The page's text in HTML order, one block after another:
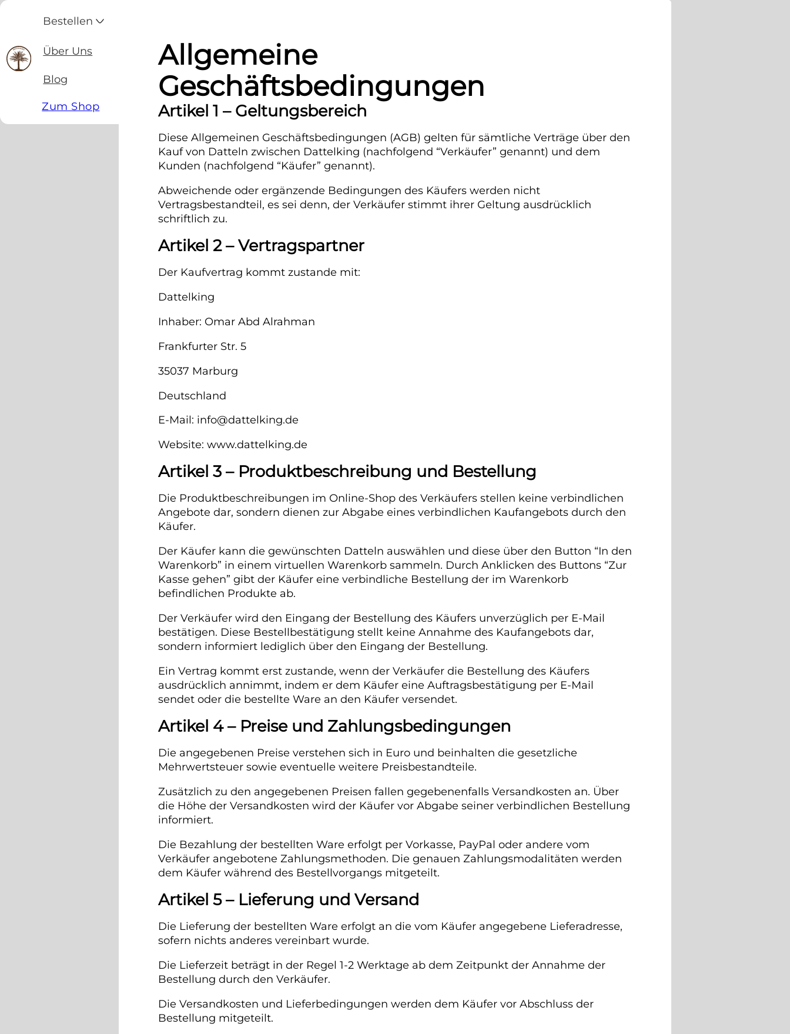
Bestellen
Über Uns
Blog
Zum Shop
Allgemeine
Geschäftsbedingungen
Artikel 1 – Geltungsbereich
Diese Allgemeinen Geschäftsbedingungen (AGB) gelten für sämtliche Verträge über den
Kauf von Datteln zwischen Dattelking (nachfolgend “Verkäufer” genannt) und dem
Kunden (nachfolgend “Käufer” genannt).
Abweichende oder ergänzende Bedingungen des Käufers werden nicht
Vertragsbestandteil, es sei denn, der Verkäufer stimmt ihrer Geltung ausdrücklich
schriftlich zu.
Artikel 2 – Vertragspartner
Der Kaufvertrag kommt zustande mit:
Dattelking
Inhaber: Omar Abd Alrahman
Frankfurter Str. 5
35037 Marburg
Deutschland
E-Mail: info@dattelking.de
Website: www.dattelking.de
Artikel 3 – Produktbeschreibung und Bestellung
Die Produktbeschreibungen im Online-Shop des Verkäufers stellen keine verbindlichen
Angebote dar, sondern dienen zur Abgabe eines verbindlichen Kaufangebots durch den
Käufer.
Der Käufer kann die gewünschten Datteln auswählen und diese über den Button “In den
Warenkorb” in einem virtuellen Warenkorb sammeln. Durch Anklicken des Buttons “Zur
Kasse gehen” gibt der Käufer eine verbindliche Bestellung der im Warenkorb
befindlichen Produkte ab.
Der Verkäufer wird den Eingang der Bestellung des Käufers unverzüglich per E-Mail
bestätigen. Diese Bestellbestätigung stellt keine Annahme des Kaufangebots dar,
sondern informiert lediglich über den Eingang der Bestellung.
Ein Vertrag kommt erst zustande, wenn der Verkäufer die Bestellung des Käufers
ausdrücklich annimmt, indem er dem Käufer eine Auftragsbestätigung per E-Mail
sendet oder die bestellte Ware an den Käufer versendet.
Artikel 4 – Preise und Zahlungsbedingungen
Die angegebenen Preise verstehen sich in Euro und beinhalten die gesetzliche
Mehrwertsteuer sowie eventuelle weitere Preisbestandteile.
Zusätzlich zu den angegebenen Preisen fallen gegebenenfalls Versandkosten an. Über
die Höhe der Versandkosten wird der Käufer vor Abgabe seiner verbindlichen Bestellung
informiert.
Die Bezahlung der bestellten Ware erfolgt per Vorkasse, PayPal oder andere vom
Verkäufer angebotene Zahlungsmethoden. Die genauen Zahlungsmodalitäten werden
dem Käufer während des Bestellvorgangs mitgeteilt.
Artikel 5 – Lieferung und Versand
Die Lieferung der bestellten Ware erfolgt an die vom Käufer angegebene Lieferadresse,
sofern nichts anderes vereinbart wurde.
Die Lieferzeit beträgt in der Regel 1-2 Werktage ab dem Zeitpunkt der Annahme der
Bestellung durch den Verkäufer.
Die Versandkosten und Lieferbedingungen werden dem Käufer vor Abschluss der
Bestellung mitgeteilt.